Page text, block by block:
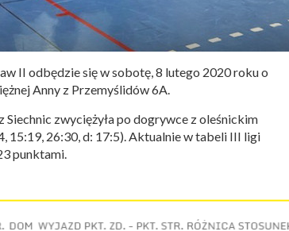
II odbędzie się w sobotę, 8 lutego 2020 roku o
Anny z Przemyślidów 6A.
zwyciężyła po dogrywce z oleśnickim
15:19, 26:30, d: 17:5). Aktualnie w tabeli III ligi
punktami.